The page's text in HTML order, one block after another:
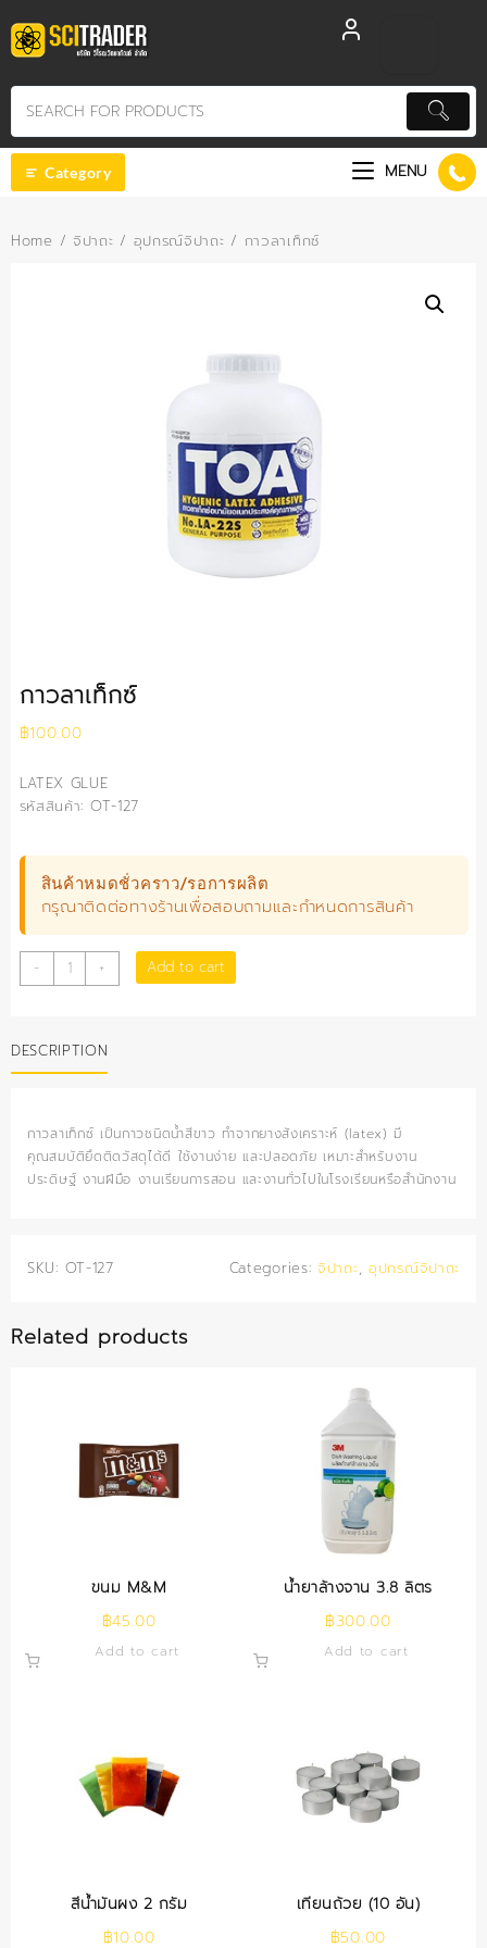
to
content
Category MENU
Home / จิปาถะ / อุปกรณ์จิปาถะ / กาวลาเท็กซ์
กาวลาเท็กซ์
฿100.00
LATEX GLUE
รหัสสินค้า: OT-127
สินค้าหมดชั่วคราว/รอการผลิต
กรุณาติดต่อทางร้านเพื่อสอบถามและกำหนดการสินค้า
-
กาว
ลาเท็กซ์
+ Add to cart
DESCRIPTION
กาวลาเท็กซ์ เป็นกาวชนิดน้ำสีขาว ทำจากยางสังเคราะห์ (latex) มี
คุณสมบัติยึดติดวัสดุได้ดี ใช้งานง่าย และปลอดภัย เหมาะสำหรับงาน
ประดิษฐ์ งานฝีมือ งานเรียนการสอน และงานทั่วไปในโรงเรียนหรือสำนักงาน
SKU: OT-127 Categories:จิปาถะ, อุปกรณ์จิปาถะ
Related products
ขนม M&M
฿45.00
Add to cart
น้ำยาล้างจาน 3.8 ลิตร
฿300.00
Add to cart
สีน้ำมันผง 2 กรัม
฿10.00
เทียนถ้วย (10 อัน)
฿50.00